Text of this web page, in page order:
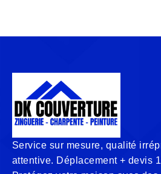
Service sur mesure, qualité
attentive. Déplacement + devis